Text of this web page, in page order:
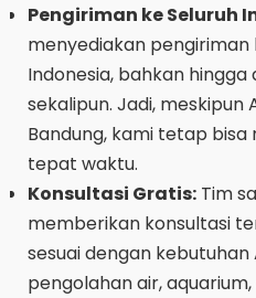
Pengiriman ke Seluruh
menyediakan
Indonesia, bahkan
sekalipun. Jadi, meskipun
Bandung, kami tetap
tepat waktu.
Konsultasi Gratis:Tim
memberikan konsultasi
sesuai dengan
pengolahan air,